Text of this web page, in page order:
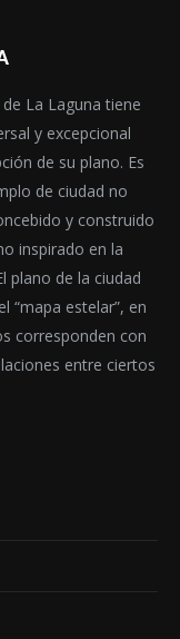
La Laguna tiene
y excepcional
de su plano. Es
de ciudad no
y construido
inspirado en la
plano de la ciudad
“mapa estelar”, en
corresponden con
entre ciertos